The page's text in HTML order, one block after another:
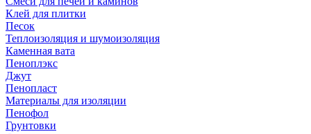
Клей для плитки
Песок
Теплоизоляция и шумоизоляция
Каменная вата
Пеноплэкс
Джут
Пенопласт
Материалы для изоляции
Пенофол
Грунтовки